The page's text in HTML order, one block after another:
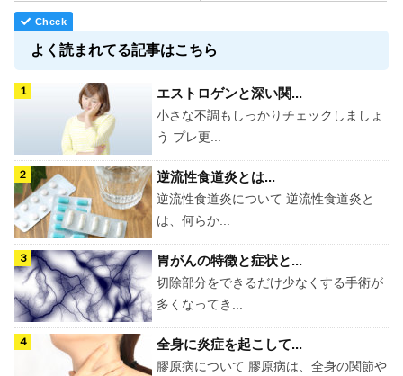
よく読まれてる記事はこちら
エストロゲンと深い関...
小さな不調もしっかりチェックしましょ
う プレ更...
逆流性食道炎とは...
逆流性食道炎について 逆流性食道炎と
は、何らか...
胃がんの特徴と症状と...
切除部分をできるだけ少なくする手術が
多くなってき...
全身に炎症を起こして...
膠原病について 膠原病は、全身の関節や